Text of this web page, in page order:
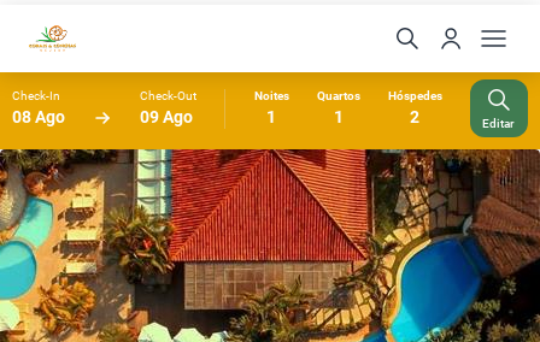
Check-In
08 Ago
Check-Out
09 Ago
Noites
1
Quartos
1
Hóspedes
2 Editar